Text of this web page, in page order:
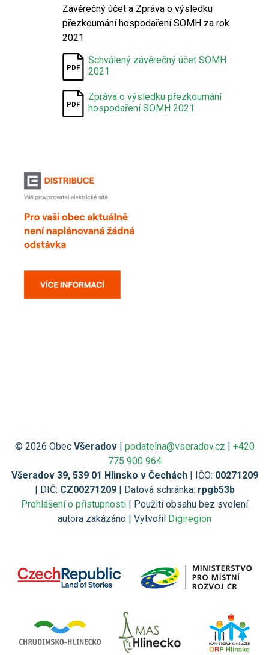
Závěrečný účet a Zpráva o výsledku
přezkoumání hospodaření SOMH za rok
2021
Schválený závěrečný účet SOMH
2021
Zpráva o výsledku přezkoumání
hospodaření SOMH 2021
© 2026 Obec Všeradov| podatelna@vseradov.cz | +420
775 900 964
Všeradov 39, 539 01 Hlinsko v Čechách| IČO: 00271209
| DIČ: CZ00271209| Datová schránka: rpgb53b
Prohlášení o přístupnosti | Použití obsahu bez svolení
autora zakázáno | Vytvořil Digiregion